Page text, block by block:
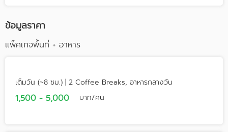
ข้อมูลราคา
แพ็คเกจพื้นที่ + อาหาร
เต็มวัน (~8 ชม.) | 2 Coffee Breaks, อาหารกลางวัน
1,500 - 5,000 บาท/คน